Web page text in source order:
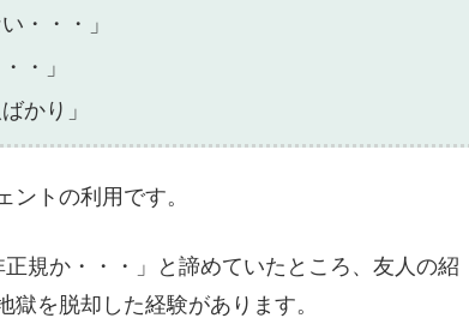
・・・」
・」
かり」
トの利用です。
規か・・・」と諦めていたところ、友人の紹
を脱却した経験があります。